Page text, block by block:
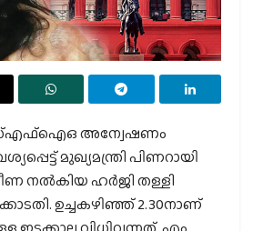
അന്വേഷണം
മുഖ്യമന്ത്രി പിണറായി
നല്‍കിയ ഹര്‍ജി തള്ളി
ഉച്ചകഴിഞ്ഞ് 2.30നാണ്